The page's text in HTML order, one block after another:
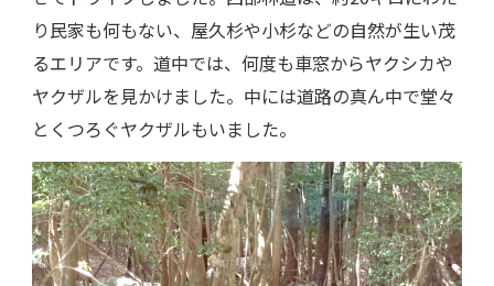
り民家も何もない、屋久杉や小杉などの自然が生い茂
るエリアです。道中では、何度も車窓からヤクシカや
ヤクザルを見かけました。中には道路の真ん中で堂々
とくつろぐヤクザルもいました。